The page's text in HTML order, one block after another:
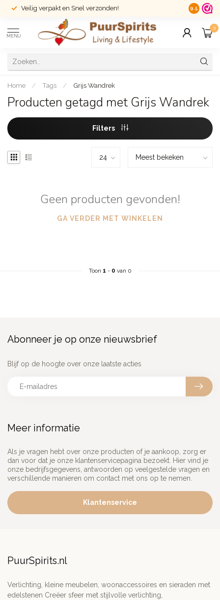
Veilig verpakt en Snel verzonden! 14 dagen
9.5
MENU
0
Home / Tags / Grijs Wandrek
Producten getagd met Grijs Wandrek
Filters
Geen producten gevonden!
GA VERDER MET WINKELEN
Toon 1 - 0 van 0
Meer informatie
Als je vragen hebt over onze producten of je aankoop, zorg er
dan voor dat je onze klantenservicepagina bezoekt. Hier vind je
onze bedrijfsgegevens, antwoorden op veelgestelde vragen en
verschillende manieren om contact met ons op te nemen.
Klantenservice
Abonneer je op onze nieuwsbrief
Blijf op de hoogte over onze laatste acties
PuurSpirits.nl
Verlichting, kleine meubelen, woonaccessoires en sieraden met
edelstenen Creëer sfeer met stijlvolle verlichting,